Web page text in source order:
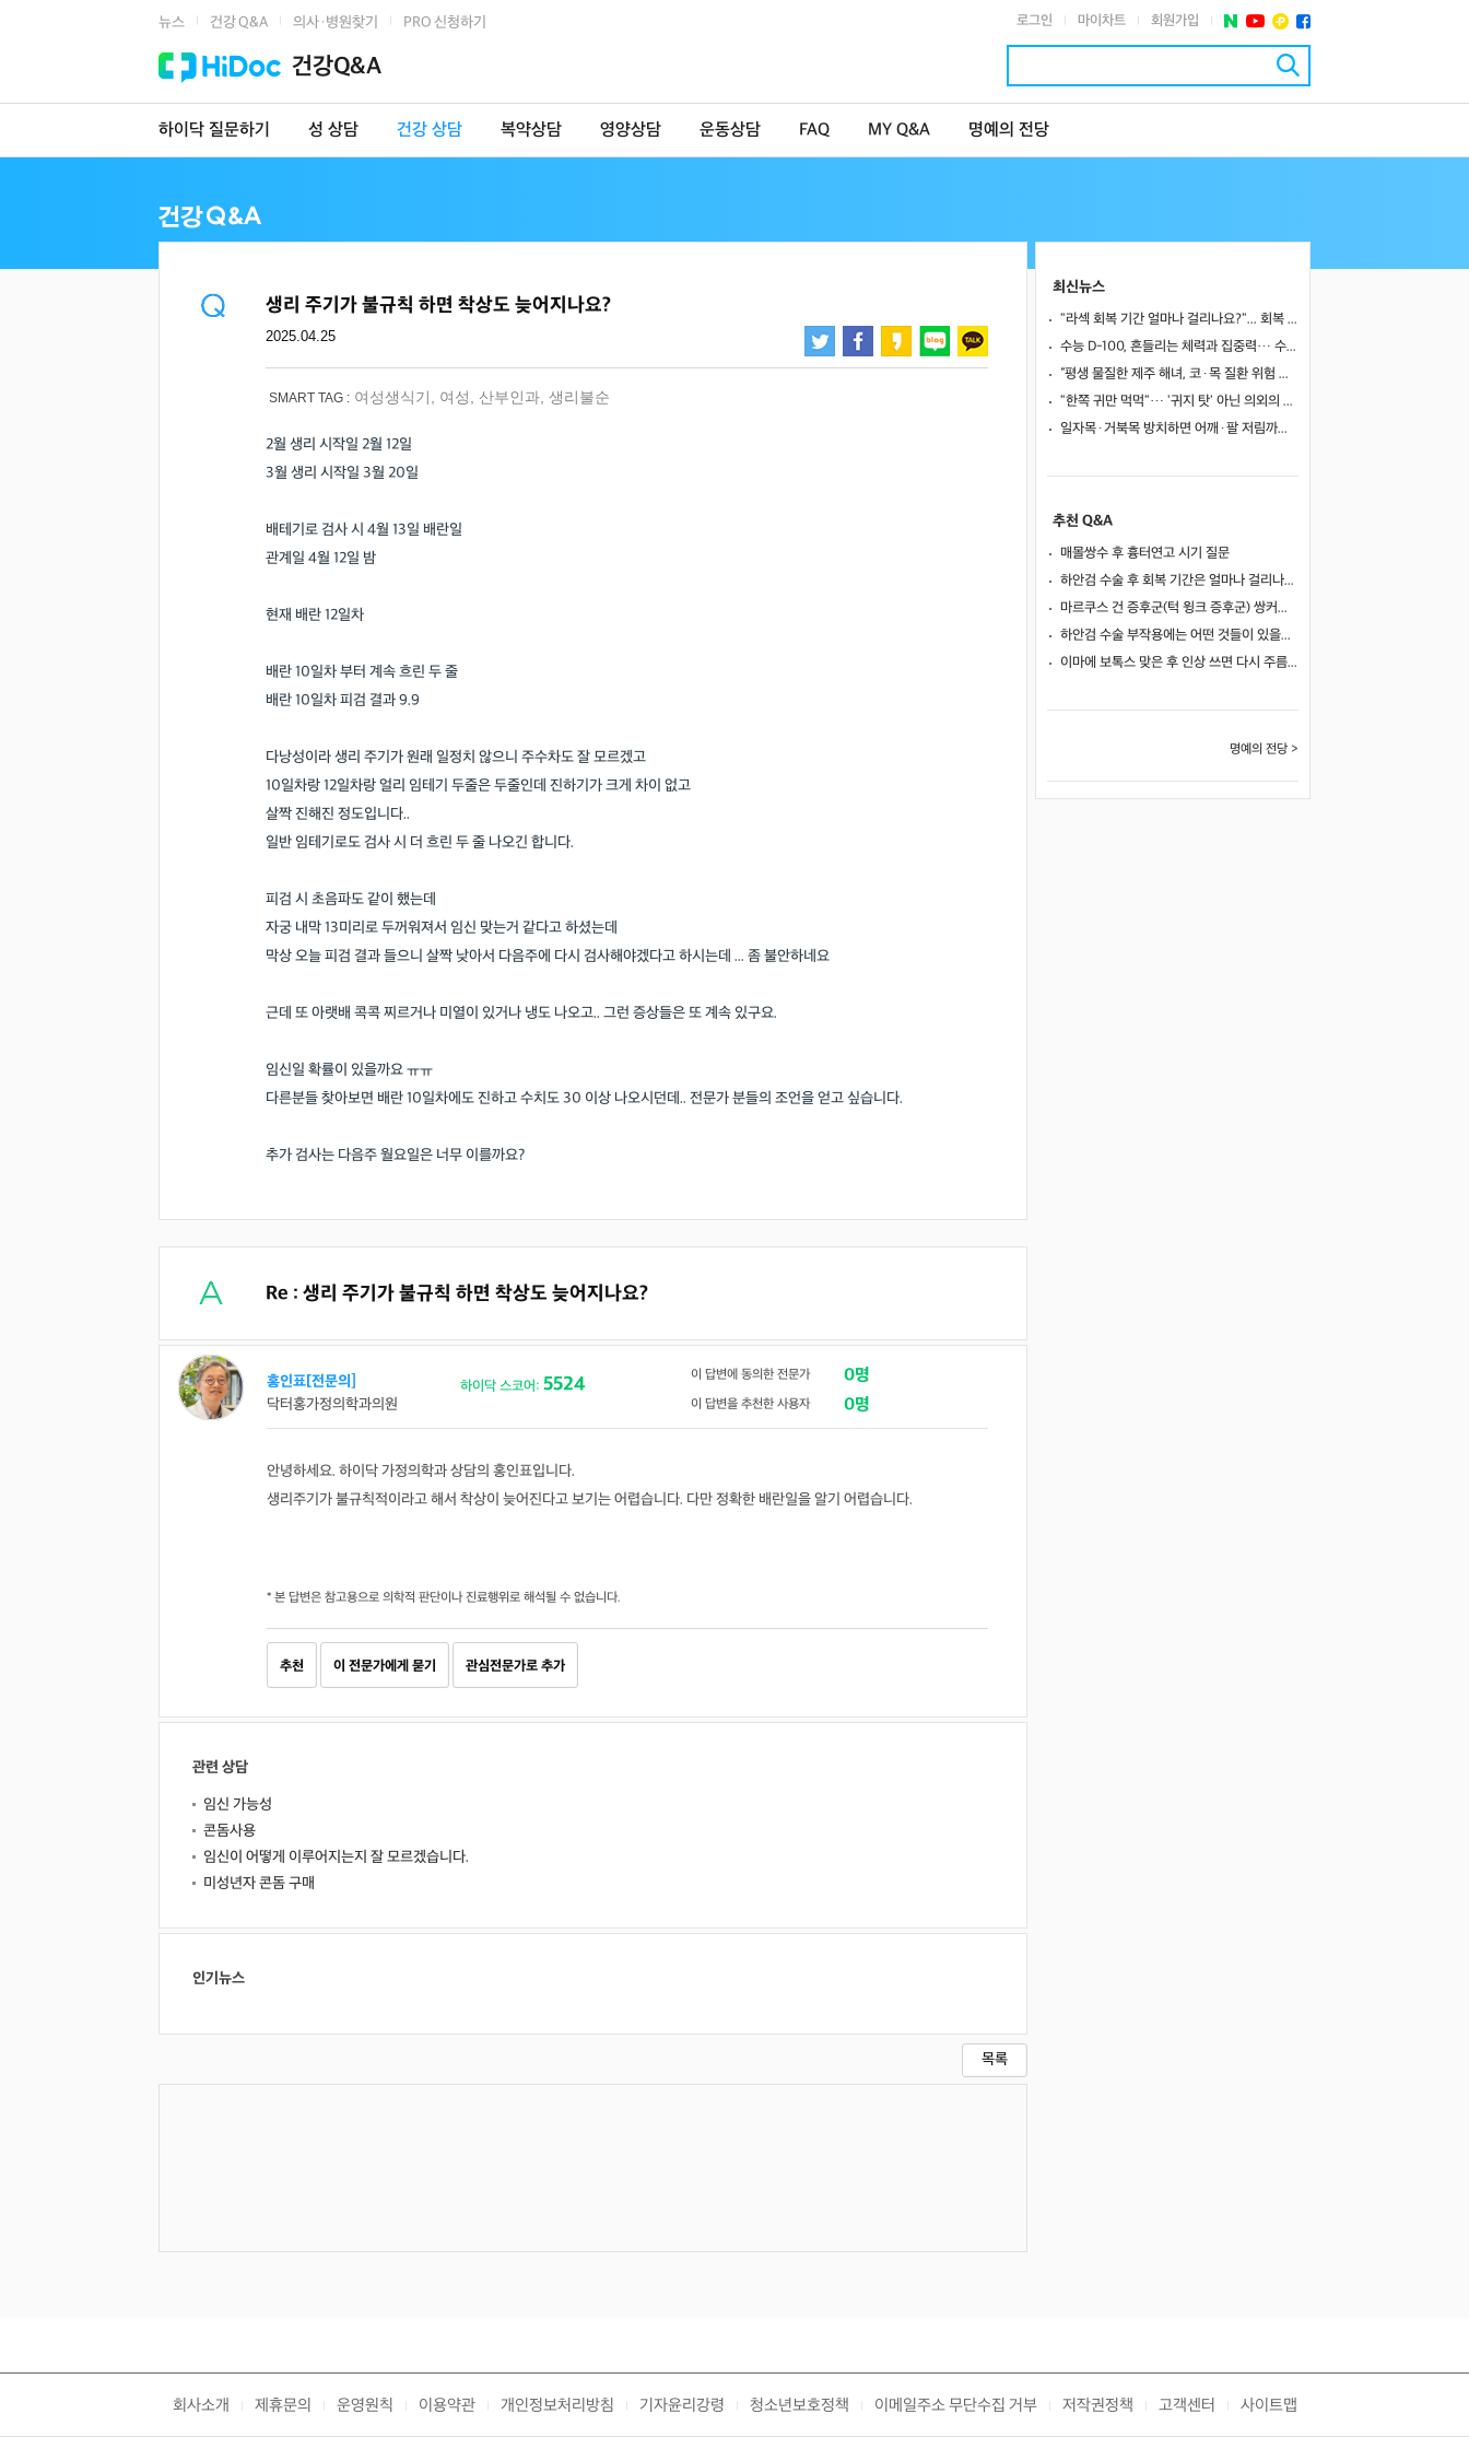
뉴스 건강 Q&A 의사·병원찾기 PRO 신청하기 로그인 마이차트 회원가입
건강Q&A
하이닥 질문하기 성 상담 건강 상담 복약상담 영양상담 운동상담 FAQ MY Q&A 명예의 전당
생리 주기가 불규칙 하면 착상도 늦어지나요?
2025.04.25
SMART TAG : 여성생식기 여성 산부인과 생리불순
2월 생리 시작일 2월 12일
3월 생리 시작일 3월 20일
배테기로 검사 시 4월 13일 배란일
관계일 4월 12일 밤
현재 배란 12일차
배란 10일차 부터 계속 흐린 두 줄
배란 10일차 피검 결과 9.9
다낭성이라 생리 주기가 원래 일정치 않으니 주수차도 잘 모르겠고
10일차랑 12일차랑 얼리 임테기 두줄은 두줄인데 진하기가 크게 차이 없고
살짝 진해진 정도입니다..
일반 임테기로도 검사 시 더 흐린 두 줄 나오긴 합니다.
피검 시 초음파도 같이 했는데
자궁 내막 13미리로 두꺼워져서 임신 맞는거 같다고 하셨는데
막상 오늘 피검 결과 들으니 살짝 낮아서 다음주에 다시 검사해야겠다고 하시는데 ... 좀 불안하네요
근데 또 아랫배 콕콕 찌르거나 미열이 있거나 냉도 나오고.. 그런 증상들은 또 계속 있구요.
임신일 확률이 있을까요 ㅠㅠ
다른분들 찾아보면 배란 10일차에도 진하고 수치도 30 이상 나오시던데.. 전문가 분들의 조언을 얻고 싶습니다.
추가 검사는 다음주 월요일은 너무 이를까요?
Re : 생리 주기가 불규칙 하면 착상도 늦어지나요?
홍인표[전문의]
닥터홍가정의학과의원
하이닥 스코어: 5524 이 답변에 동의한 전문가 0명
이 답변을 추천한 사용자 0명
안녕하세요. 하이닥 가정의학과 상담의 홍인표입니다.
생리주기가 불규칙적이라고 해서 착상이 늦어진다고 보기는 어렵습니다. 다만 정확한 배란일을 알기 어렵습니다.
* 본 답변은 참고용으로 의학적 판단이나 진료행위로 해석될 수 없습니다.
추천 이 전문가에게 묻기 관심전문가로 추가
관련 상담
임신 가능성
콘돔사용
임신이 어떻게 이루어지는지 잘 모르겠습니다.
미성년자 콘돔 구매
인기뉴스
목록
최신뉴스
"라섹 회복 기간 얼마나 걸리나요?"... 회복 과정과 일상 복귀 시점
수능 D-100, 흔들리는 체력과 집중력… 수험생 영양 관리 어떻게 할까
“평생 물질한 제주 해녀, 코·목 질환 위험 높았다”… 10년 추적 연구 결과
"한쪽 귀만 먹먹"… '귀지 탓' 아닌 의외의 원인 4가지
일자목·거북목 방치하면 어깨·팔 저림까지…초기 관리가 중요한 이유
추천 Q&A
매몰쌍수 후 흉터연고 시기 질문
하안검 수술 후 회복 기간은 얼마나 걸리나요?
마르쿠스 건 증후군(턱 윙크 증후군) 쌍커풀 수술 가능 여부
하안검 수술 부작용에는 어떤 것들이 있을까요?
이마에 보톡스 맞은 후 인상 쓰면 다시 주름이 생길까요?
명예의 전당 >
회사소개 제휴문의 운영원칙 이용약관 개인정보처리방침 기자윤리강령 청소년보호정책 이메일주소 무단수집 거부 저작권정책 고객센터 사이트맵